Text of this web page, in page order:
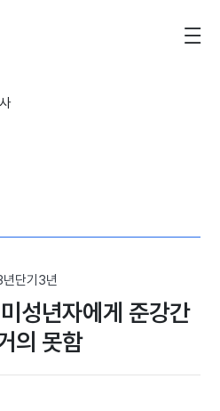
단기3년
성년자에게 준강간
의 못함